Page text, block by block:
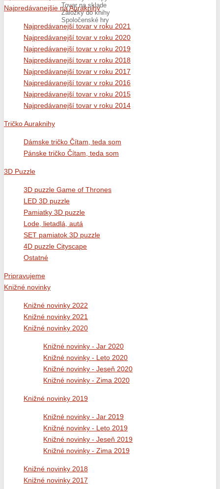
Tovar na sklade
Záložky do knihy
Spoločenské hry
Najpredávanejšie na Auraknihy
Najpredávanejší tovar v roku 2021
Najpredávanejší tovar v roku 2020
Najpredávanejší tovar v roku 2019
Najpredávanejší tovar v roku 2018
Najpredávanejší tovar v roku 2017
Najpredávanejší tovar v roku 2016
Najpredávanejší tovar v roku 2015
Najpredávanejší tovar v roku 2014
Tričko Auraknihy
Dámske tričko Čítam, teda som
Pánske tričko Čítam, teda som
3D Puzzle
3D puzzle Game of Thrones
LED 3D puzzle
Pamiatky 3D puzzle
Lode, lietadlá, autá
SET pamiatok 3D puzzle
4D puzzle Cityscape
Ostatné
Pripravujeme
Knižné novinky
Knižné novinky 2022
Knižné novinky 2021
Knižné novinky 2020
Knižné novinky - Jar 2020
Knižné novinky - Leto 2020
Knižné novinky - Jeseň 2020
Knižné novinky - Zima 2020
Knižné novinky 2019
Knižné novinky - Jar 2019
Knižné novinky - Leto 2019
Knižné novinky - Jeseň 2019
Knižné novinky - Zima 2019
Knižné novinky 2018
Knižné novinky 2017